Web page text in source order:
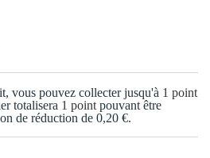
vous pouvez collecter jusqu'à 1 point
totalisera 1 point pouvant être
de réduction de 0,20 €.